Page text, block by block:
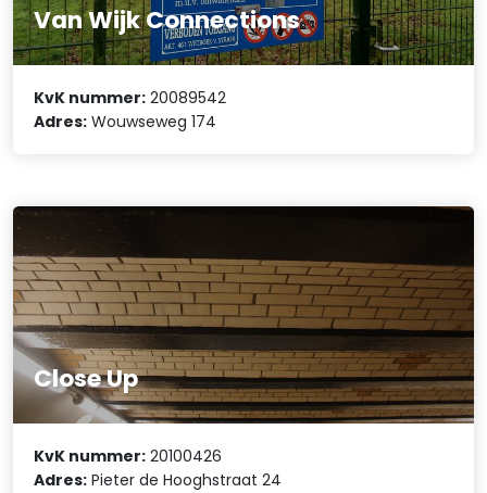
Van Wijk Connections
KvK nummer: 20089542
Adres: Wouwseweg 174
Close Up
KvK nummer: 20100426
Adres: Pieter de Hooghstraat 24